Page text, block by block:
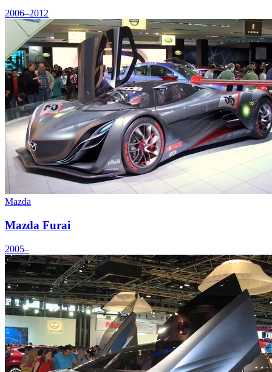
2006–2012
Mazda
Mazda Furai
2005–